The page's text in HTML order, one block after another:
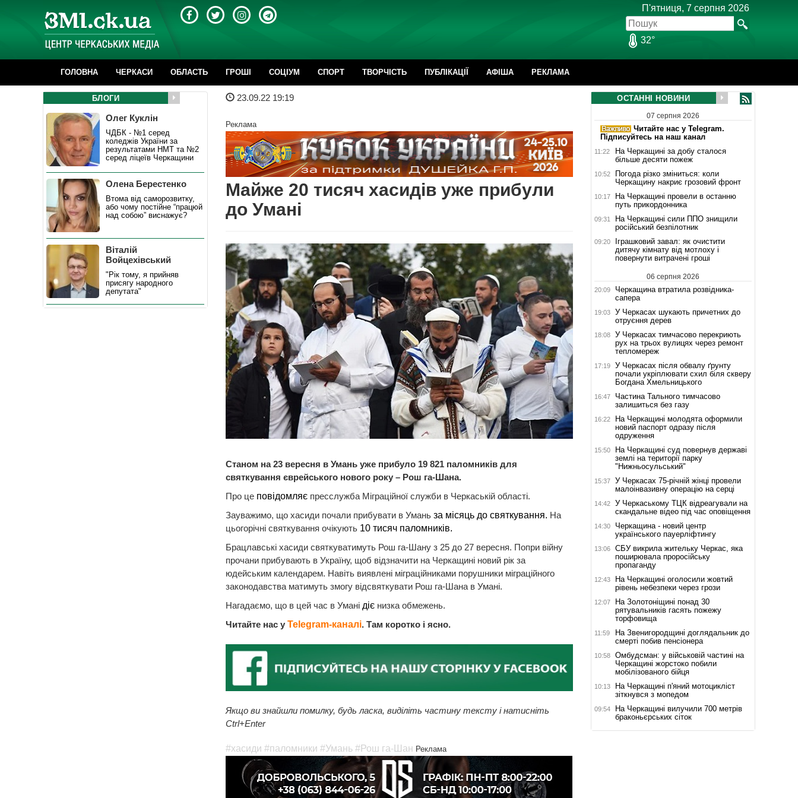
П'ятниця, 7 серпня 2026
32°
ГОЛОВНА ЧЕРКАСИ ОБЛАСТЬ ГРОШІ CОЦІУМ СПОРТ ТВОРЧІСТЬ ПУБЛІКАЦІЇ АФІША РЕКЛАМА
23.09.22 19:19
Реклама
Майже 20 тисяч хасидів уже прибули
до Умані
Станом на 23 вересня в Умань уже прибуло 19 821 паломників для
святкування єврейського нового року – Рош га-Шана.
Про це повідомляє пресслужба Міграційної служби в Черкаській області.
Зауважимо, що хасиди почали прибувати в Умань за місяць до святкування. На
цьогорічні святкування очікують 10 тисяч паломників.
Брацлавські хасиди святкуватимуть Рош га-Шану з 25 до 27 вересня. Попри війну
прочани прибувають в Україну, щоб відзначити на Черкащині новий рік за
юдейським календарем. Навіть виявлені міграційниками порушники міграційного
законодавства матимуть змогу відсвяткувати Рош га-Шана в Умані.
Нагадаємо, що в цей час в Умані діє низка обмежень.
Читайте нас у Telegram-каналі. Там коротко і ясно.
Якщо ви знайшли помилку, будь ласка, виділіть частину тексту і натисніть
Ctrl+Enter
#хасиди #паломники #Умань #Рош га-Шан Реклама
БЛОГИ
Олег Куклін
ЧДБК - №1 серед
коледжів України за
результатами НМТ та №2
серед ліцеїв Черкащини
Олена Берестенко
Втома від саморозвитку,
або чому постійне “працюй
над собою” виснажує?
Віталій
Войцехівський
"Рік тому, я прийняв
присягу народного
депутата"
ОСТАННІ НОВИНИ
07 серпня 2026
Читайте нас у Telegram.
Підписуйтесь на наш канал
11:22
На Черкащині за добу сталося
більше десяти пожеж
10:52
Погода різко зміниться: коли
Черкащину накриє грозовий фронт
10:17
На Черкащині провели в останню
путь прикордонника
09:31
На Черкащині сили ППО знищили
російський безпілотник
09:20
Іграшковий завал: як очистити
дитячу кімнату від мотлоху і
повернути витрачені гроші
06 серпня 2026
20:09
Черкащина втратила розвідника-
сапера
19:03
У Черкасах шукають причетних до
отруєння дерев
18:08
У Черкасах тимчасово перекриють
рух на трьох вулицях через ремонт
тепломереж
17:19
У Черкасах після обвалу ґрунту
почали укріплювати схил біля скверу
Богдана Хмельницького
16:47
Частина Тального тимчасово
залишиться без газу
16:22
На Черкащині молодята оформили
новий паспорт одразу після
одруження
15:50
На Черкащині суд повернув державі
землі на території парку
"Нижньосульський"
15:37
У Черкасах 75-річній жінці провели
малоінвазивну операцію на серці
14:42
У Черкаському ТЦК відреагували на
скандальне відео під час оповіщення
14:30
Черкащина - новий центр
українського пауерліфтингу
13:06
СБУ викрила жительку Черкас, яка
поширювала проросійську
пропаганду
12:43
На Черкащині оголосили жовтий
рівень небезпеки через грози
12:07
На Золотоніщині понад 30
рятувальників гасять пожежу
торфовища
11:59
На Звенигородщині доглядальник до
смерті побив пенсіонера
10:58
Омбудсман: у військовій частині на
Черкащині жорстоко побили
мобілізованого бійця
10:13
На Черкащині п'яний мотоцикліст
зіткнувся з мопедом
09:54
На Черкащині вилучили 700 метрів
браконьєрських сіток